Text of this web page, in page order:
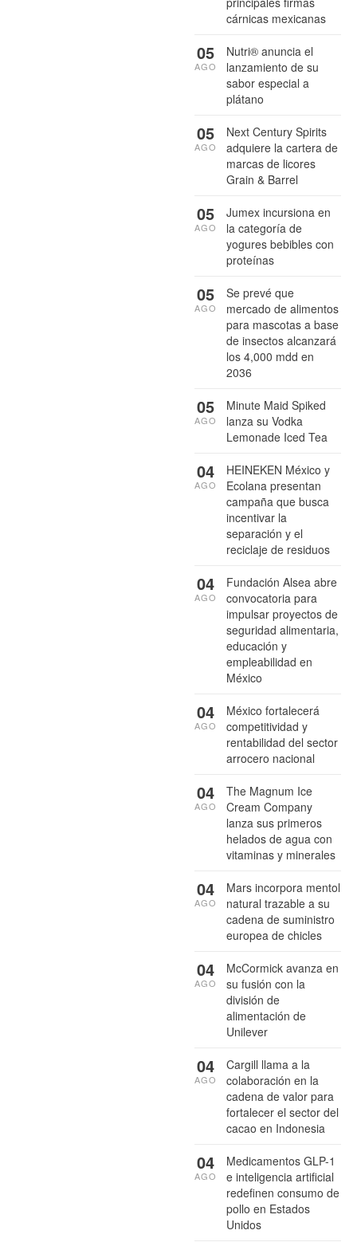
cárnicas mexicanas
Nutri® anuncia el
lanzamiento de su
sabor especial a
plátano
05
AGO
Next Century Spirits
adquiere la cartera de
marcas de licores
Grain & Barrel
05
AGO
Jumex incursiona en
la categoría de
yogures bebibles con
proteínas
05
AGO
Se prevé que
mercado de alimentos
para mascotas a base
de insectos alcanzará
los 4,000 mdd en
2036
05
AGO
Minute Maid Spiked
lanza su Vodka
Lemonade Iced Tea
05
AGO
HEINEKEN México y
Ecolana presentan
campaña que busca
incentivar la
separación y el
reciclaje de residuos
04
AGO
Fundación Alsea abre
convocatoria para
impulsar proyectos de
seguridad alimentaria,
educación y
empleabilidad en
México
04
AGO
México fortalecerá
competitividad y
rentabilidad del sector
arrocero nacional
04
AGO
The Magnum Ice
Cream Company
lanza sus primeros
helados de agua con
vitaminas y minerales
04
AGO
Mars incorpora mentol
natural trazable a su
cadena de suministro
europea de chicles
04
AGO
McCormick avanza en
su fusión con la
división de
alimentación de
Unilever
04
AGO
Cargill llama a la
colaboración en la
cadena de valor para
fortalecer el sector del
cacao en Indonesia
04
AGO
Medicamentos GLP-1
e inteligencia artificial
redefinen consumo de
pollo en Estados
Unidos
04
AGO